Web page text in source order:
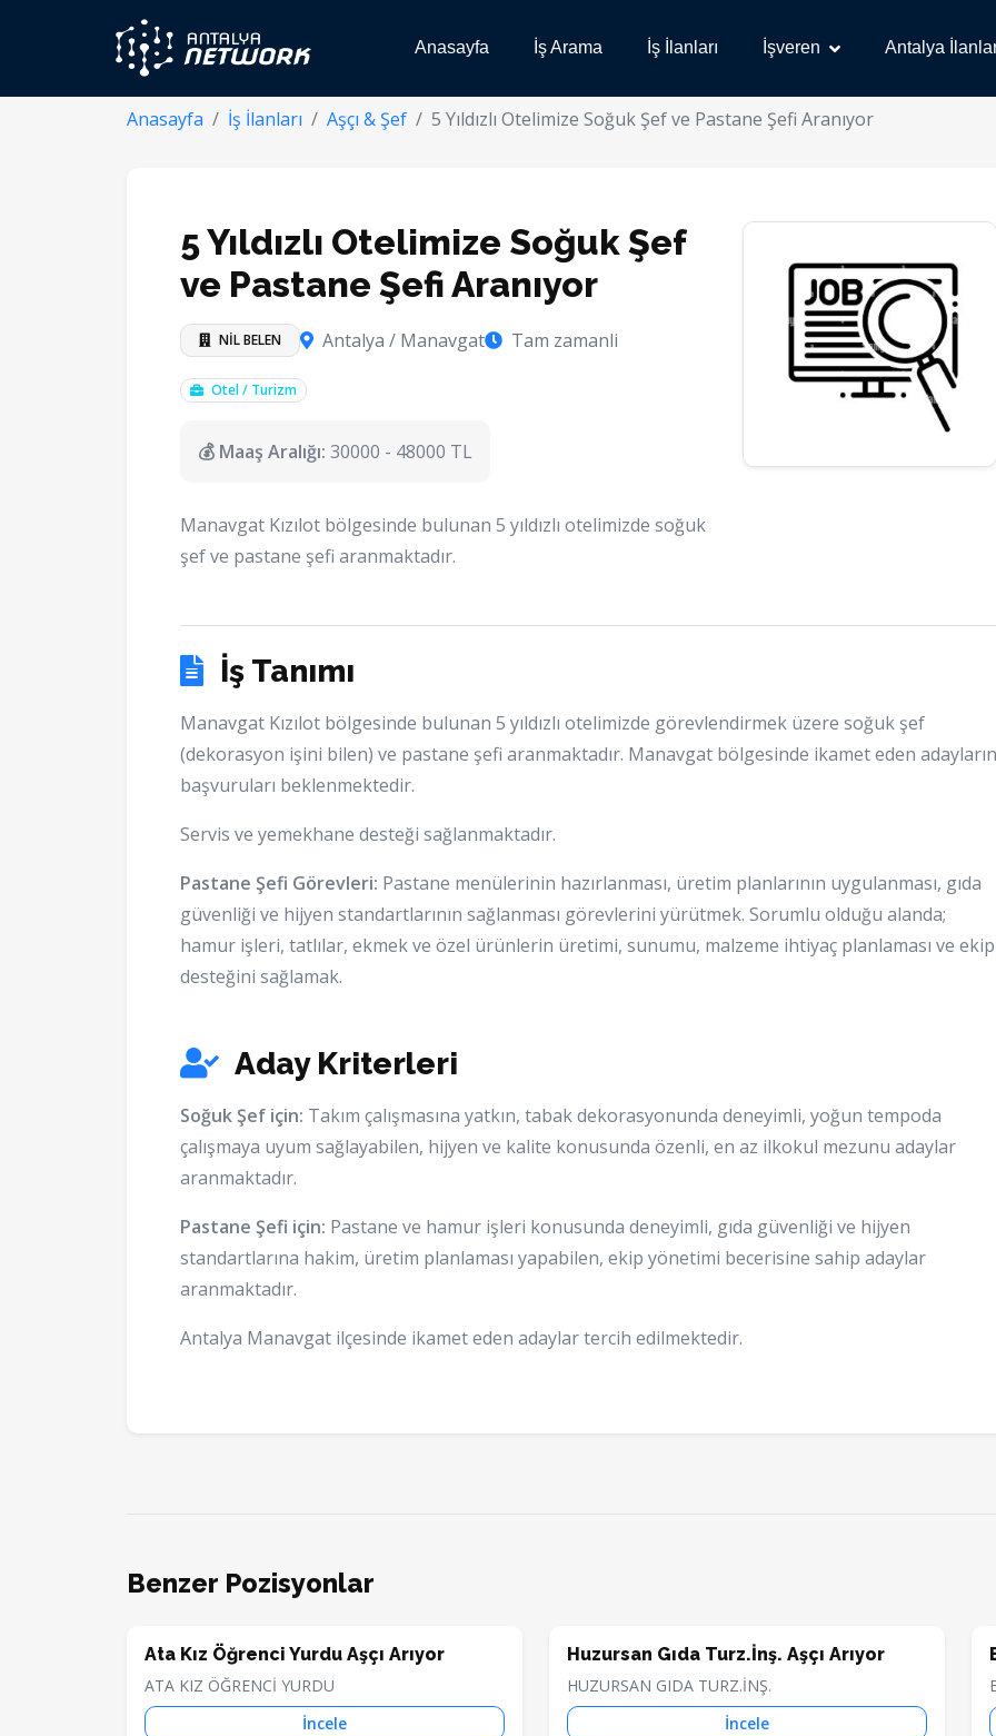
Anasayfa İş Arama İş İlanları İşveren Antalya
Anasayfa İş İlanları Aşçı & Şef 5 Yıldızlı Otelimize Soğuk Şef ve Pastane Şefi Aranıyor
5 Yıldızlı Otelimize Soğuk Şef
ve Pastane Şefi Aranıyor
NİL BELEN Antalya / Manavgat Tam zamanli
Otel / Turizm
💰 Maaş Aralığı: 30000 - 48000 TL
Manavgat Kızılot bölgesinde bulunan 5 yıldızlı otelimizde soğuk
şef ve pastane şefi aranmaktadır.
İş Tanımı
Manavgat Kızılot bölgesinde bulunan 5 yıldızlı otelimizde görevlendirmek üzere soğuk şef
(dekorasyon işini bilen) ve pastane şefi aranmaktadır. Manavgat bölgesinde ikamet eden adayların
başvuruları beklenmektedir.
Servis ve yemekhane desteği sağlanmaktadır.
Pastane Şefi Görevleri: Pastane menülerinin hazırlanması, üretim planlarının uygulanması, gıda
güvenliği ve hijyen standartlarının sağlanması görevlerini yürütmek. Sorumlu olduğu alanda;
hamur işleri, tatlılar, ekmek ve özel ürünlerin üretimi, sunumu, malzeme ihtiyaç planlaması ve ekip
desteğini sağlamak.
Aday Kriterleri
Soğuk Şef için: Takım çalışmasına yatkın, tabak dekorasyonunda deneyimli, yoğun tempoda
çalışmaya uyum sağlayabilen, hijyen ve kalite konusunda özenli, en az ilkokul mezunu adaylar
aranmaktadır.
Pastane Şefi için: Pastane ve hamur işleri konusunda deneyimli, gıda güvenliği ve hijyen
standartlarına hakim, üretim planlaması yapabilen, ekip yönetimi becerisine sahip adaylar
aranmaktadır.
Antalya Manavgat ilçesinde ikamet eden adaylar tercih edilmektedir.
Benzer Pozisyonlar
Ata Kız Öğrenci Yurdu Aşçı Arıyor
ATA KIZ ÖĞRENCİ YURDU
İncele
Huzursan Gıda Turz.İnş. Aşçı Arıyor
HUZURSAN GIDA TURZ.İNŞ.
İncele